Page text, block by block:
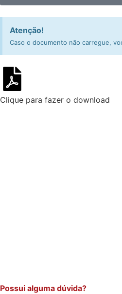
Atenção!
Caso o documento não carregue,
Clique para fazer o download
Possui alguma dúvida?